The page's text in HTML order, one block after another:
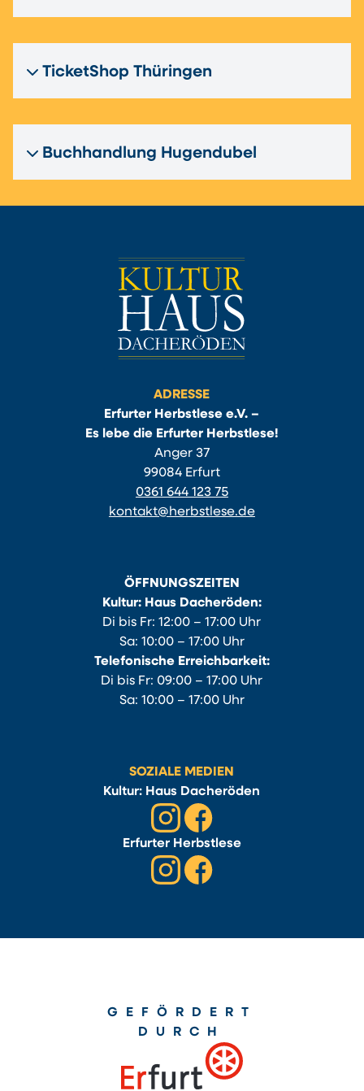
TicketShop Thüringen
Buchhandlung Hugendubel
ADRESSE
Erfurter Herbstlese e.V. –
Es lebe die Erfurter Herbstlese!
Anger 37
99084 Erfurt
0361 644 123 75
kontakt@herbstlese.de
ÖFFNUNGSZEITEN
Kultur: Haus Dacheröden:
Di bis Fr: 12:00 – 17:00 Uhr
Sa: 10:00 – 17:00 Uhr
Telefonische Erreichbarkeit:
Di bis Fr: 09:00 – 17:00 Uhr
Sa: 10:00 – 17:00 Uhr
SOZIALE MEDIEN
Kultur: Haus Dacheröden
Erfurter Herbstlese
GEFÖRDERT
DURCH